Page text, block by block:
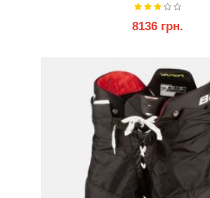
8136 грн.
КУПИТИ